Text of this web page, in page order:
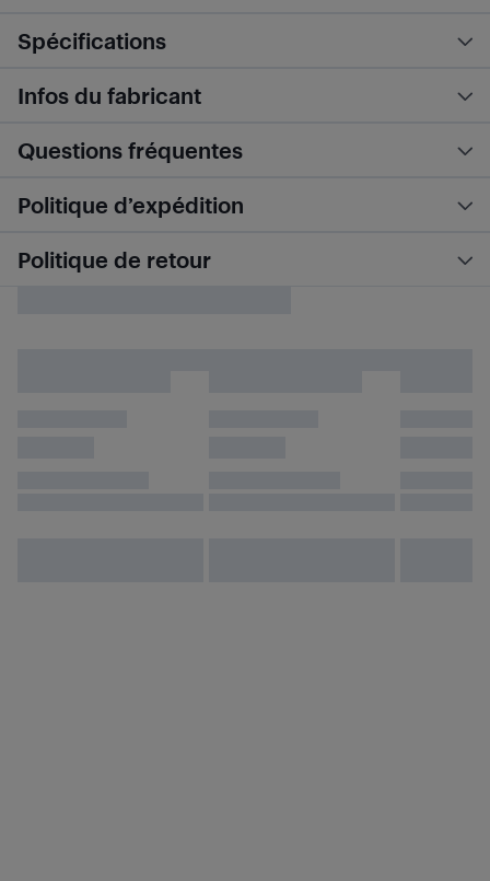
Spécifications
Infos du fabricant
Questions fréquentes
Politique d’expédition
Politique de retour